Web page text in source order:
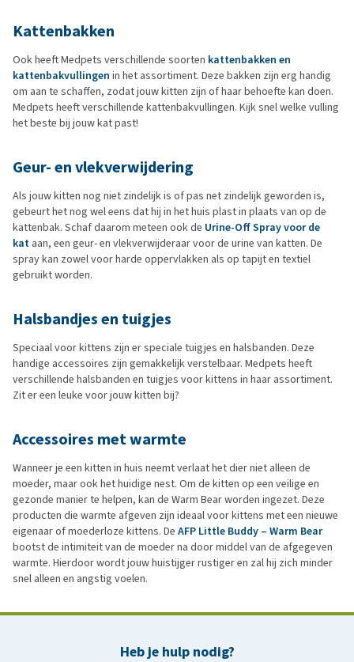
Kattenbakken
Ook heeft Medpets verschillende soorten kattenbakken en
kattenbakvullingen in het assortiment. Deze bakken zijn erg handig
om aan te schaffen, zodat jouw kitten zijn of haar behoefte kan doen.
Medpets heeft verschillende kattenbakvullingen. Kijk snel welke vulling
het beste bij jouw kat past!
Geur- en vlekverwijdering
Als jouw kitten nog niet zindelijk is of pas net zindelijk geworden is,
gebeurt het nog wel eens dat hij in het huis plast in plaats van op de
kattenbak. Schaf daarom meteen ook de Urine-Off Spray voor de
kat aan, een geur- en vlekverwijderaar voor de urine van katten. De
spray kan zowel voor harde oppervlakken als op tapijt en textiel
gebruikt worden.
Halsbandjes en tuigjes
Speciaal voor kittens zijn er speciale tuigjes en halsbanden. Deze
handige accessoires zijn gemakkelijk verstelbaar. Medpets heeft
verschillende halsbanden en tuigjes voor kittens in haar assortiment.
Zit er een leuke voor jouw kitten bij?
Accessoires met warmte
Wanneer je een kitten in huis neemt verlaat het dier niet alleen de
moeder, maar ook het huidige nest. Om de kitten op een veilige en
gezonde manier te helpen, kan de Warm Bear worden ingezet. Deze
producten die warmte afgeven zijn ideaal voor kittens met een nieuwe
eigenaar of moederloze kittens. De AFP Little Buddy – Warm Bear
bootst de intimiteit van de moeder na door middel van de afgegeven
warmte. Hierdoor wordt jouw huistijger rustiger en zal hij zich minder
snel alleen en angstig voelen.
Heb je hulp nodig?